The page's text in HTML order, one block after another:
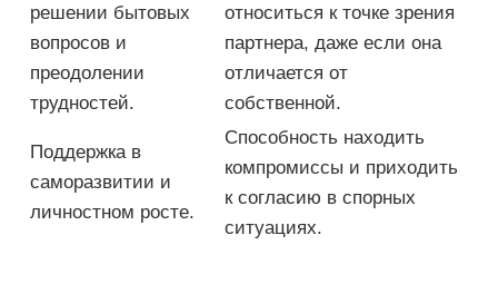
решении бытовых
вопросов и
преодолении
трудностей.
относиться к точке зрения
партнера, даже если она
отличается от
собственной.
Поддержка в
саморазвитии и
личностном росте.
Способность находить
компромиссы и приходить
к согласию в спорных
ситуациях.